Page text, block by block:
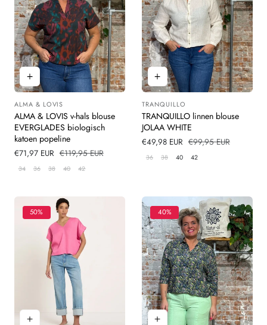
Leverancier:
ALMA & LOVIS
ALMA & LOVIS v-hals blouse
EVERGLADES biologisch
katoen popeline
Verkoopprijs
€71,97 EUR Normale
prijs
€119,95 EUR
34 36 38 40 42
Leverancier:
TRANQUILLO
TRANQUILLO linnen blouse
JOLAA WHITE
Verkoopprijs
€49,98 EUR Normale
prijs
€99,95 EUR
36 38 40 42
50% 40%